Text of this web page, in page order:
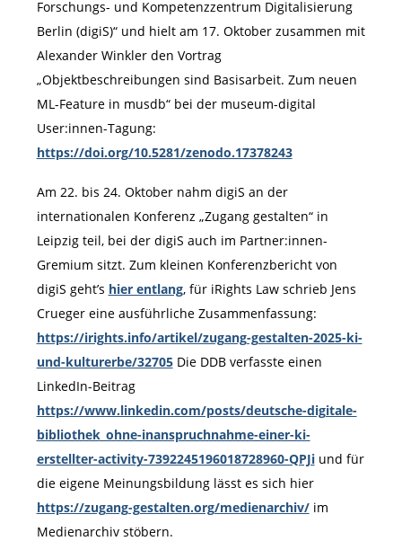
Forschungs- und Kompetenzzentrum Digitalisierung
Berlin (digiS)“ und hielt am 17. Oktober zusammen mit
Alexander Winkler den Vortrag
„Objektbeschreibungen sind Basisarbeit. Zum neuen
ML-Feature in musdb“ bei der museum-digital
User:innen-Tagung:
https://doi.org/10.5281/zenodo.17378243
Am 22. bis 24. Oktober nahm digiS an der
internationalen Konferenz „Zugang gestalten“ in
Leipzig teil, bei der digiS auch im Partner:innen-
Gremium sitzt. Zum kleinen Konferenzbericht von
digiS geht’s hier entlang, für iRights Law schrieb Jens
Crueger eine ausführliche Zusammenfassung:
https://irights.info/artikel/zugang-gestalten-2025-ki-
und-kulturerbe/32705Die DDB verfasste einen
LinkedIn-Beitrag
https://www.linkedin.com/posts/deutsche-digitale-
bibliothek_ohne-inanspruchnahme-einer-ki-
erstellter-activity-7392245196018728960-QPJiund für
die eigene Meinungsbildung lässt es sich hier
https://zugang-gestalten.org/medienarchiv/im
Medienarchiv stöbern.